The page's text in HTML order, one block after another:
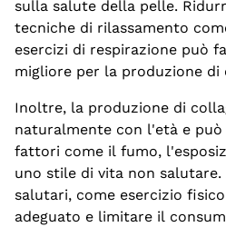
sulla salute della pelle.
tecniche di rilassamento
esercizi di respirazione può
migliore per la produzione di
Inoltre, la produzione di
naturalmente con l'età e
fattori come il fumo,
uno stile di vita non
salutari, come esercizio
adeguato e limitare il